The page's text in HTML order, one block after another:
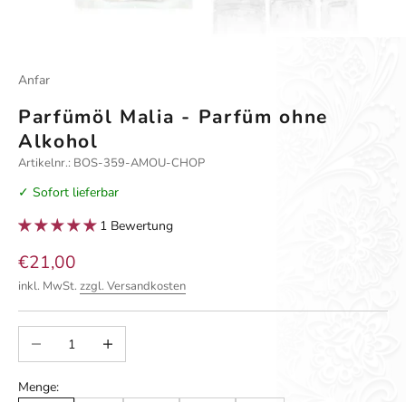
Anfar
Parfümöl Malia - Parfüm ohne
Alkohol
Artikelnr.: BOS-359-AMOU-CHOP
✓ Sofort lieferbar
1 Bewertung
Angebot
€21,00
inkl. MwSt. zzgl. Versandkosten
Anzahl verringernAnzahl erhöhen
Menge: